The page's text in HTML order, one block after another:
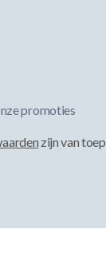
promoties
zijn van